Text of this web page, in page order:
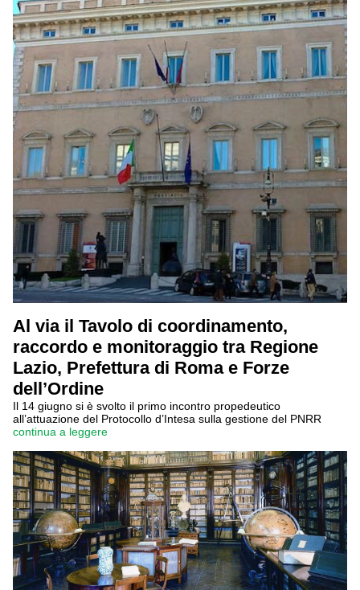
Al via il Tavolo di coordinamento,
raccordo e monitoraggio tra Regione
Lazio, Prefettura di Roma e Forze
dell’Ordine
Il 14 giugno si è svolto il primo incontro propedeutico
all’attuazione del Protocollo d’Intesa sulla gestione del PNRR
continua a leggere